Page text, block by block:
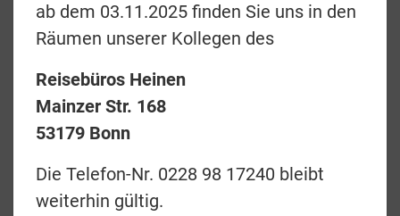
Preise & Termine
Angebotsanfrage
Merkliste
ab dem 03.11.2025 finden Sie uns in den
Räumen unserer Kollegen des
Reisebüros Heinen
Mainzer Str. 168
53179 Bonn
Die Telefon-Nr. 0228 98 17240 bleibt
weiterhin gültig.